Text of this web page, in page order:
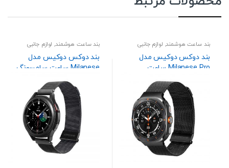
بند ساعت هوشمند, لوازم جانبی
بند دوکس دوکیس مدل
Milanese ساعت سامسونگ
44mm / Watch FE 40mm
44mm
بند ساعت هوشمند, لوازم جانبی
بند دوکس دوکیس مدل
Milanese Pro ساعت
Ultra 47mm (2025/2024)